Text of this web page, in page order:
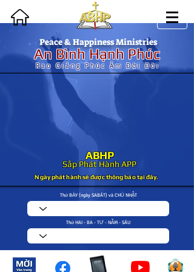
An Bình Hạnh Phúc
Rao Giảng Phúc Âm Đời Đời
Peace & Happiness Ministries
ABHP
Sắp Phát HànhAPP
Ngày phát hành sẽ được thông báo tại đây.
Thứ BẢY (ngày SABÁT) và CHỦ NHẬT
Thứ HAI - BA - TƯ - NĂM - SÁU